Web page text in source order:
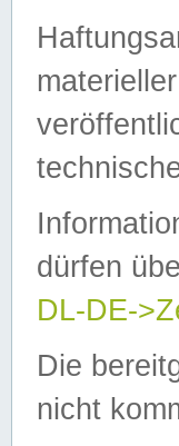
dürfen
DL-DE-
Die
nicht